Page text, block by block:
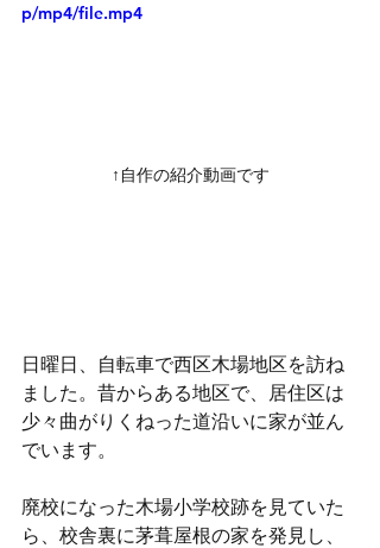
p/mp4/file.mp4
↑自作の紹介動画です
日曜日、自転車で西区木場地区を訪ね
ました。昔からある地区で、居住区は
少々曲がりくねった道沿いに家が並ん
でいます。
廃校になった木場小学校跡を見ていた
ら、校舎裏に茅葺屋根の家を発見し、